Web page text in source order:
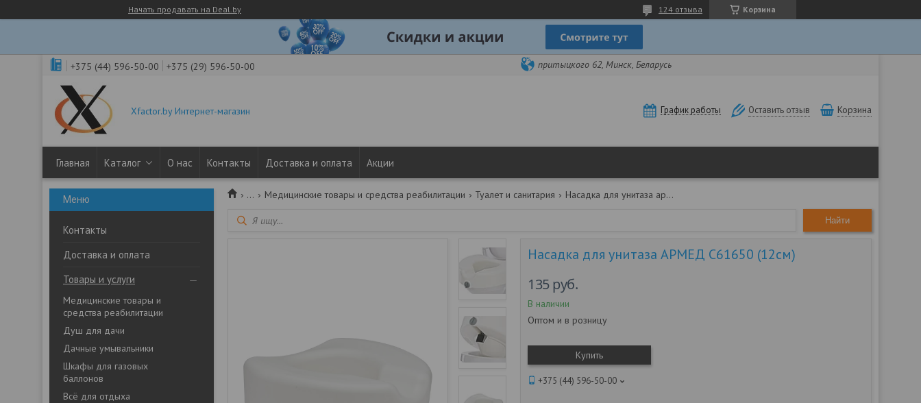
Начать продавать на Deal.by Корзина
124 отзыва
+375 (44) 596-50-00 +375 (29) 596-50-00 притыцкого 62, Минск, Беларусь
Xfactor.by Интернет-магазин График работы Оставить отзыв Корзина
Главная Каталог О нас Контакты Доставка и оплата Акции
Контакты
Доставка и оплата
Товары и услуги
Медицинские товары и
средства реабилитации
Душ для дачи
Дачные умывальники
Шкафы для газовых
баллонов
Всё для отдыха
... Медицинские товары и средства реабилитации Туалет и санитария Насадка для унитаза армед c61650 (12см)
Найти
Насадка для унитаза АРМЕД C61650 (12см)
135 руб.
В наличии
Оптом и в розницу
Купить
+375 (44) 596-50-00